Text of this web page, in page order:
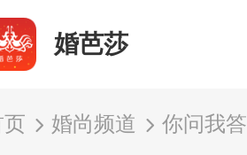
婚芭莎
婚尚频道 你问我答